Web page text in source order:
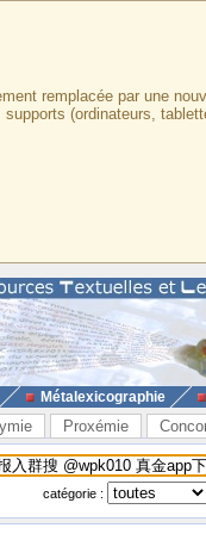
remplacée par une
(ordinateurs,
Métalexicographie
Proxémie
catégorie :